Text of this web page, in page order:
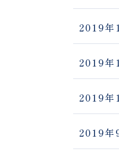
2019年
2019年
2019年
2019年